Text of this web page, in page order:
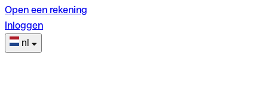
Open een rekening
Inloggen
nl